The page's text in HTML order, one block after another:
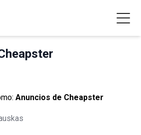
Anuncios de Cheapster